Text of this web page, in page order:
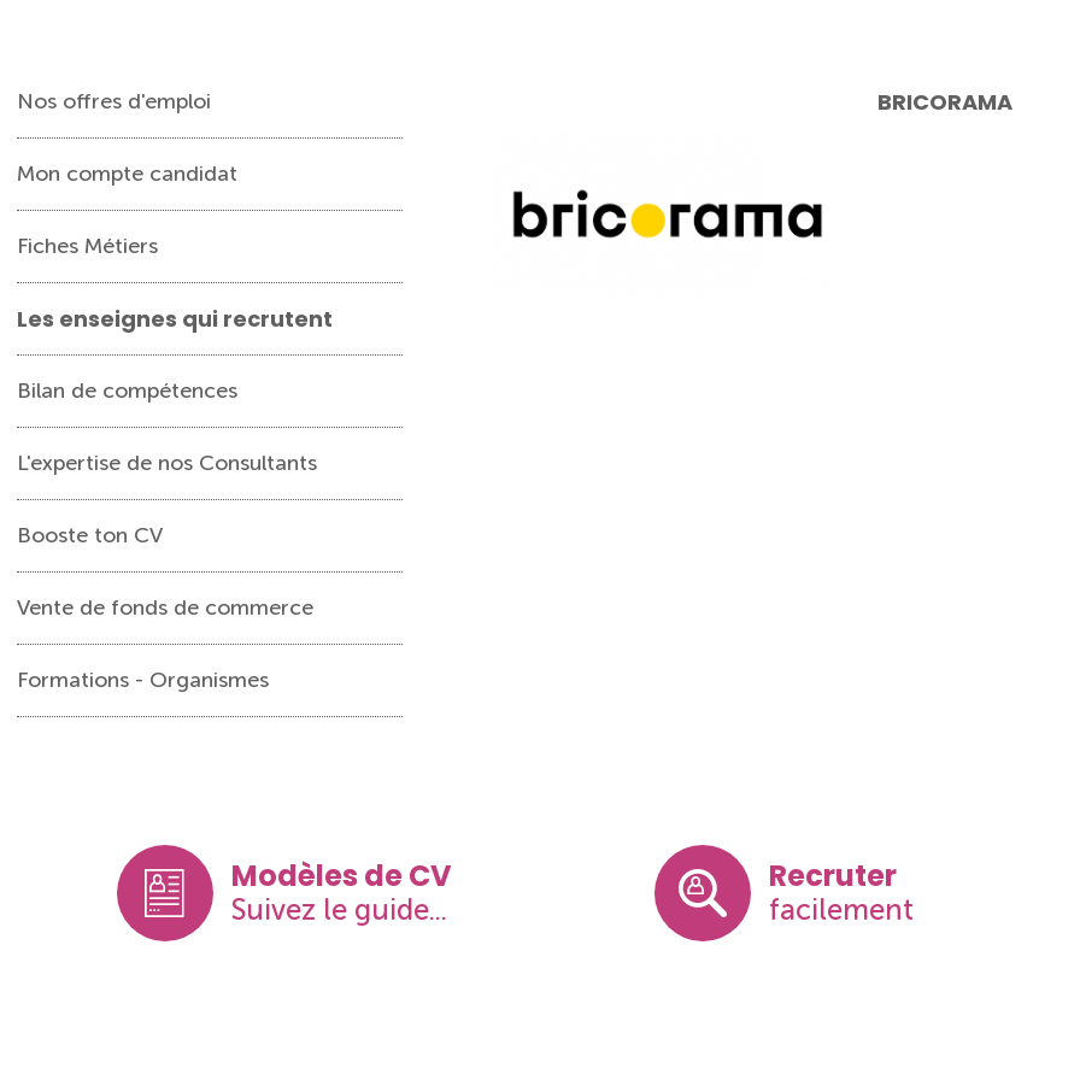
Nos offres d'emploi
Mon compte candidat
Fiches Métiers
Les enseignes qui recrutent
Bilan de compétences
L'expertise de nos Consultants
Booste ton CV
Vente de fonds de commerce
Formations - Organismes
BRICORAMA
Modèles de CV
Suivez le guide...
Recruter
facilement